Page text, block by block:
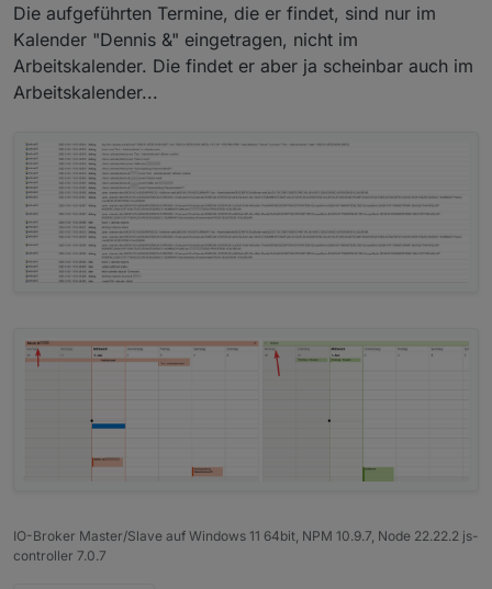
Die aufgeführten Termine, die er findet, sind nur im
Kalender "Dennis &" eingetragen, nicht im
Arbeitskalender. Die findet er aber ja scheinbar auch im
Arbeitskalender...
IO-Broker Master/Slave auf Windows 11 64bit, NPM 10.9.7, Node 22.22.2 js-
controller 7.0.7